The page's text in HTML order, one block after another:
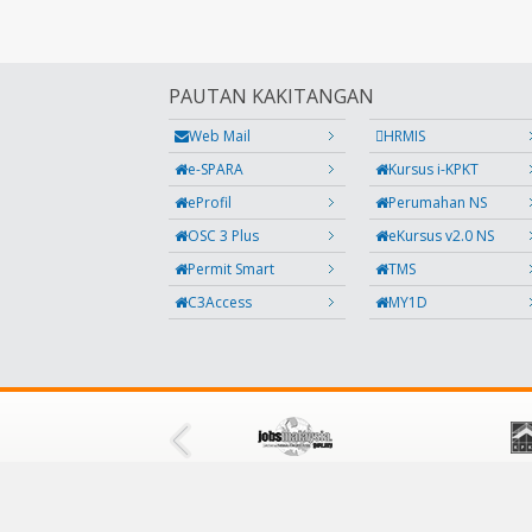
PAUTAN KAKITANGAN
Web Mail
HRMIS
e-SPARA
Kursus i-KPKT
eProfil
Perumahan NS
OSC 3 Plus
eKursus v2.0 NS
Permit Smart
TMS
C3Access
MY1D